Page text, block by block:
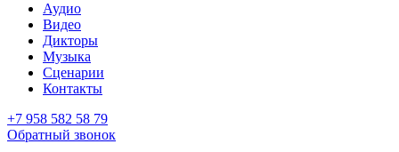
Аудио
Видео
Дикторы
Музыка
Сценарии
Контакты
+7 958 582 58 79
Обратный звонок